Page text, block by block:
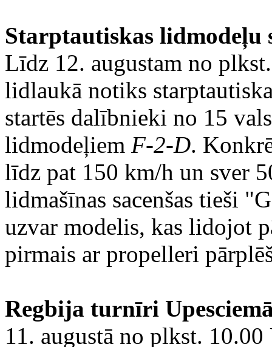
Starptautiskas lidmodeļu
Līdz 12. augustam no
lidlaukā notiks
startēs dalībnieki no 15
lidmodeļiem F-2-D.
līdz pat 150 km/h un sver
lidmašīnas sacenšas tieši
uzvar modelis, kas lidojot
pirmais ar propelleri
Regbija turnīri
11. augustā no plkst.